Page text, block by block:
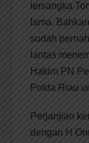
tersangka
lama.
sudah
lantas
Hakim PN
Polda Riau
Perjanjian
dengan H